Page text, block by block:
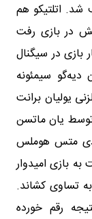
حذف شد. اتلتیکو هم
به سبب پیروزی 2 بر یکش در بازی رفت
در سیگنال
دیه‌گو سیمئونه
یولیان برانت
5 دقیقه بعد توسط یان ماتسن
متس هوملس
به بازگشت به بازی امیدوار
در دقیقه 64 بازی را به تساوی کشاند.
رقم خورده